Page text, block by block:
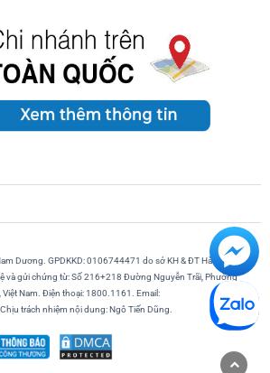
Dương. GPDKKD: 0106744471 do sở KH & ĐT Hà Nội cấp
và gửi chứng từ: Số 216+218 Đường Nguyễn Trãi, Phường
Nam. Điện thoại: 1800.1161. Email:
trách nhiệm nội dung: Ngô Tiến Dũng.